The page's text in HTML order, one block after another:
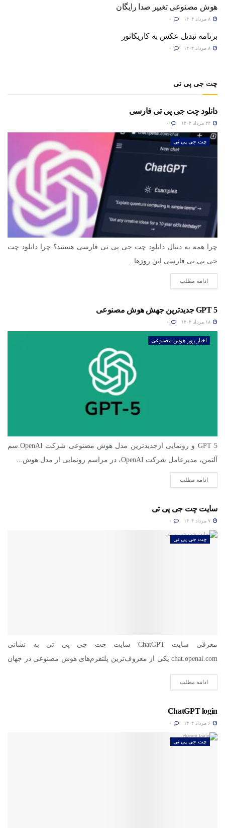
هوش مصنوعی تغییر صدا رایگان
برنامه تبدیل عکس به کاریکاتور
چت جی پی تی
دانلود چت جی پی تی فارسی
چت جی پی تی
چرا همه به دنبال دانلود چت جی پی تی فارسی هستند؟ چرا دانلود چت
جی پی تی فارسی این روزها...
ادامه مطلب
GPT 5 جدیدترین جهش هوش مصنوعی
اخبار روز هوش مصنوعی
GPT 5 و رونمایی ازجدیدترین مدل هوش مصنوعی شرکت OpenAI.سم
آلتمن، مدیرعامل شرکت OpenAI، در مراسم رونمایی از مدل هوش...
ادامه مطلب
سایت چت جی پی تی
چت جی پی تی
معرفی سایت ChatGPT سایت چت جی پی تی به نشانی
chat.openai.com یکی از معروف‌ترین پلتفرم‌های هوش مصنوعی در جهان
است....
ادامه مطلب
ChatGPT login
چت جی پی تی